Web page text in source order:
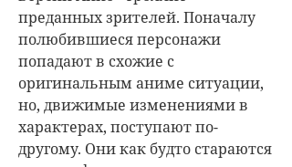
преданных зрителей. Поначалу
полюбившиеся персонажи
попадают в схожие с
оригинальным аниме ситуации,
но, движимые изменениями в
характерах, поступают по-
другому. Они как будто стараются